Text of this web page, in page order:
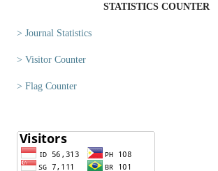
STATISTICS COUNTER
> Journal Statistics
> Visitor Counter
> Flag Counter